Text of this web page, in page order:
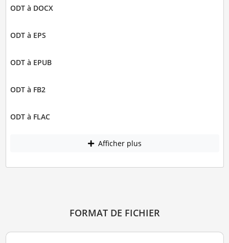
ODT à DOCX
ODT à EPS
ODT à EPUB
ODT à FB2
ODT à FLAC
Afficher plus
FORMAT DE FICHIER